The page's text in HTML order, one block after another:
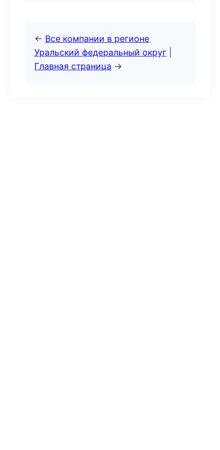
← Все компании в регионе
Уральский федеральный округ
Главная страница →